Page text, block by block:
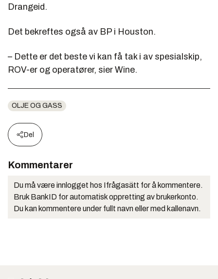
Drangeid.
Det bekreftes også av BP i Houston.
– Dette er det beste vi kan få tak i av spesialskip,
ROV-er og operatører, sier Wine.
OLJE OG GASS
Del
Kommentarer
Du må være innlogget hos Ifrågasätt for å kommentere.
Bruk BankID for automatisk oppretting av brukerkonto.
Du kan kommentere under fullt navn eller med kallenavn.